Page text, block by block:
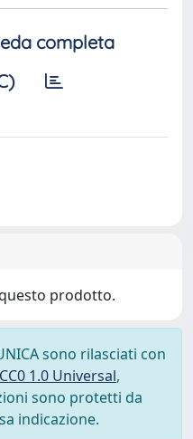
completa
prodotto.
sono rilasciati con
1.0 Universal,
sono protetti da
indicazione.